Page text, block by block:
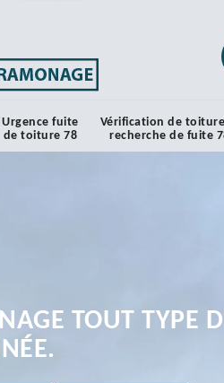
Urgence fuite
de toiture 78
Vérification de
recherche de fuite
TOUT TYPE